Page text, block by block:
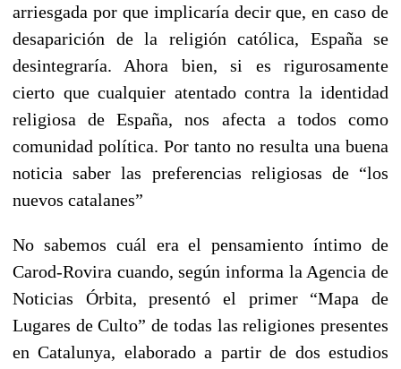
arriesgada por que implicaría decir que, en caso de
desaparición de la religión católica, España se
desintegraría. Ahora bien, si es rigurosamente
cierto que cualquier atentado contra la identidad
religiosa de España, nos afecta a todos como
comunidad política. Por tanto no resulta una buena
noticia saber las preferencias religiosas de “los
nuevos catalanes”
No sabemos cuál era el pensamiento íntimo de
Carod-Rovira cuando, según informa la Agencia de
Noticias Órbita, presentó el primer “Mapa de
Lugares de Culto” de todas las religiones presentes
en Catalunya, elaborado a partir de dos estudios